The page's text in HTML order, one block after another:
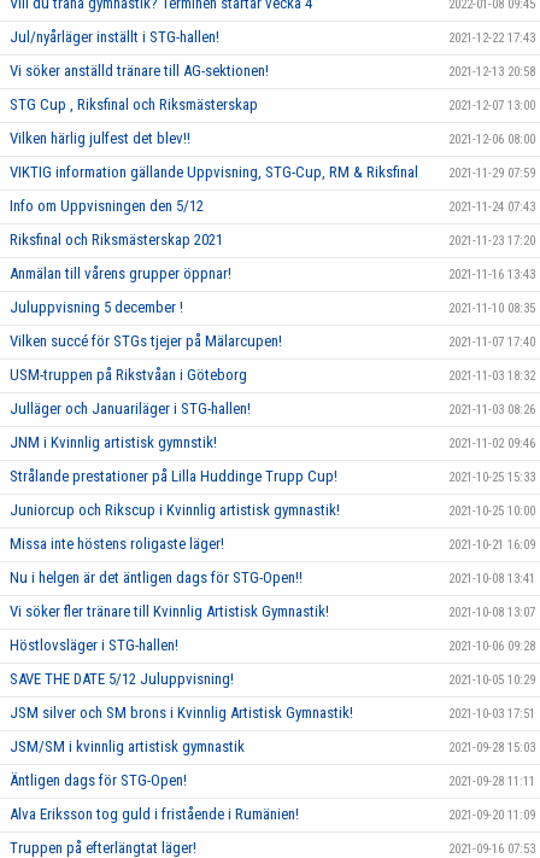
2022-01-08 09:45
Jul/nyårläger inställt i STG-hallen! 2021-12-22 17:43
Vi söker anställd tränare till AG-sektionen! 2021-12-13 20:58
STG Cup , Riksfinal och Riksmästerskap 2021-12-07 13:00
Vilken härlig julfest det blev!! 2021-12-06 08:00
VIKTIG information gällande Uppvisning, STG-Cup, RM & Riksfinal 2021-11-29 07:59
Info om Uppvisningen den 5/12 2021-11-24 07:43
Riksfinal och Riksmästerskap 2021 2021-11-23 17:20
Anmälan till vårens grupper öppnar! 2021-11-16 13:43
Juluppvisning 5 december ! 2021-11-10 08:35
Vilken succé för STGs tjejer på Mälarcupen! 2021-11-07 17:40
USM-truppen på Rikstvåan i Göteborg 2021-11-03 18:32
Julläger och Januariläger i STG-hallen! 2021-11-03 08:26
JNM i Kvinnlig artistisk gymnstik! 2021-11-02 09:46
Strålande prestationer på Lilla Huddinge Trupp Cup! 2021-10-25 15:33
Juniorcup och Rikscup i Kvinnlig artistisk gymnastik! 2021-10-25 10:00
Missa inte höstens roligaste läger! 2021-10-21 16:09
Nu i helgen är det äntligen dags för STG-Open!! 2021-10-08 13:41
Vi söker fler tränare till Kvinnlig Artistisk Gymnastik! 2021-10-08 13:07
Höstlovsläger i STG-hallen! 2021-10-06 09:28
SAVE THE DATE 5/12 Juluppvisning! 2021-10-05 10:29
JSM silver och SM brons i Kvinnlig Artistisk Gymnastik! 2021-10-03 17:51
JSM/SM i kvinnlig artistisk gymnastik 2021-09-28 15:03
Äntligen dags för STG-Open! 2021-09-28 11:11
Alva Eriksson tog guld i fristående i Rumänien! 2021-09-20 11:09
Truppen på efterlängtat läger! 2021-09-16 07:53